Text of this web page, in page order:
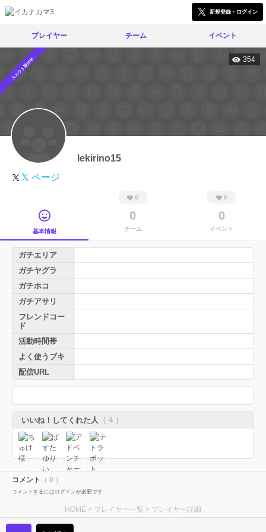
新規登録・ログイン
プレイヤー チーム イベント
スカウト受付中 354
lekirino15
𝕏 ページ
基本情報
0
0
チーム
0
0
イベント
ガチエリア
ガチヤグラ
ガチホコ
ガチアサリ
フレンドコー
ド
活動時間帯
よく使うブキ
配信URL
いいね！してくれた人 （ 4 ）
コメント （ 0 ）
コメントするにはログインが必要です
HOME > プレイヤー一覧 > プレイヤー詳細